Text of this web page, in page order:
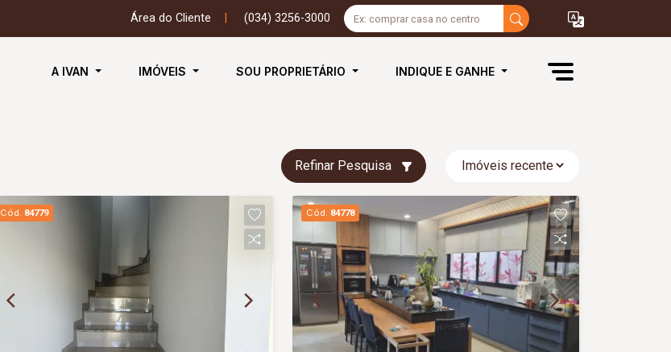
Área do Cliente (034) 3256-3000
A IVAN IMÓVEIS SOU PROPRIETÁRIO INDIQUE E GANHE
Refinar Pesquisa
Cód. 84779 Cód. 84778